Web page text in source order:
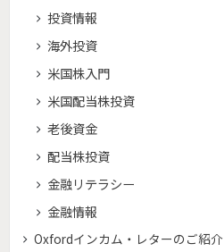
投資情報
海外投資
米国株入門
米国配当株投資
老後資金
配当株投資
金融リテラシー
金融情報
Oxfordインカム・レターのご紹介